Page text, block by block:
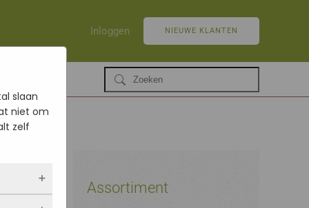
Inloggen NIEUWE KLANTEN
Assortiment
slaan
niet om
zelf